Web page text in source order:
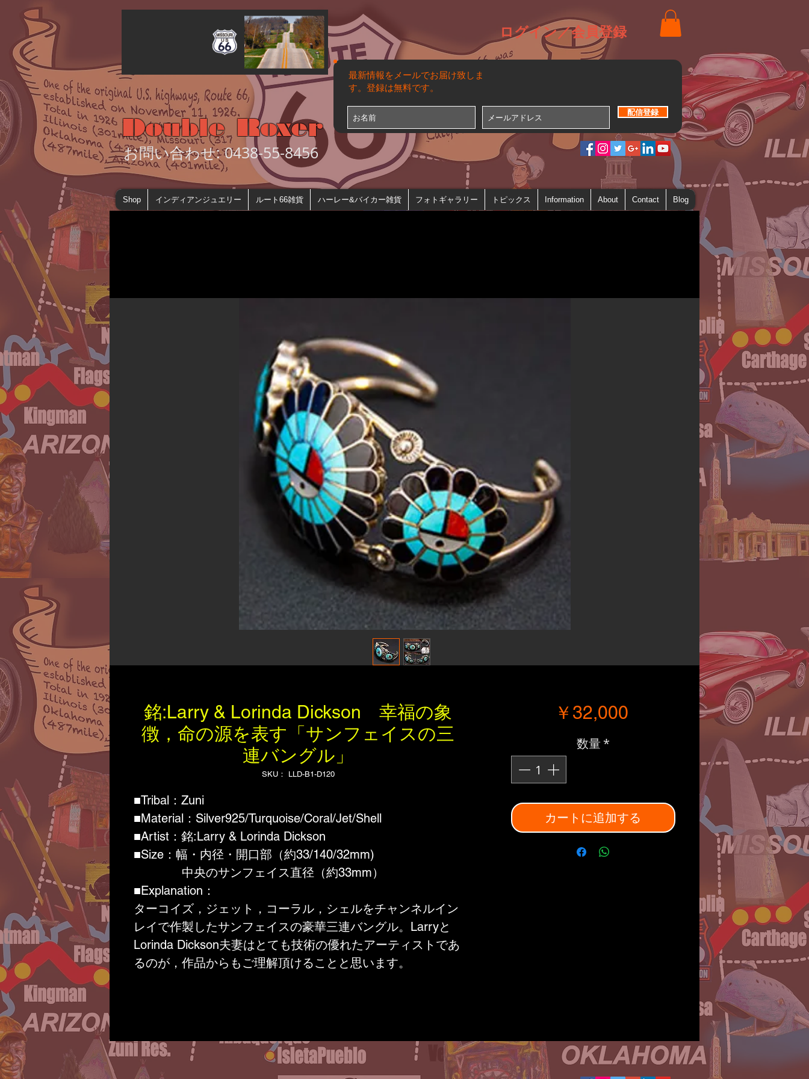
お問い合わせ: 0438-55-8456
Double Roxer
ログイン／会員登録
最新情報をメールでお届け致しま
す。登録は無料です。
配信登録
Shop インディアンジュエリー ルート66雑貨 ハーレー&バイカー雑貨 フォトギャラリー トピックス Information About Contact Blog
銘:Larry & Lorinda Dickson 幸福の象
徴，命の源を表す「サンフェイスの三
連バングル」
SKU： LLD-B1-D120
■Tribal：Zuni
■Material：Silver925/Turquoise/Coral/Jet/Shell
■Artist：銘:Larry & Lorinda Dickson
■Size：幅・内径・開口部（約33/140/32mm)
中央のサンフェイス直径（約33mm）
■Explanation：
ターコイズ，ジェット，コーラル，シェルをチャンネルイン
レイで作製したサンフェイスの豪華三連バングル。Larryと
Lorinda Dickson夫妻はとても技術の優れたアーティストであ
るのが，作品からもご理解頂けることと思います。
￥32,000
数量*
カートに追加する